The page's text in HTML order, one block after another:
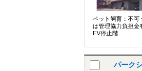
ペット飼育：不可
は管理協力負担金
EV停止階
パーク